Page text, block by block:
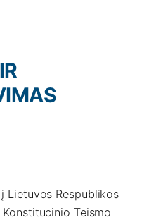
Lietuvos Respublikos
Teismo